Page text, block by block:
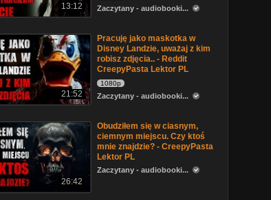
13:12 Zaczytany - audiobooki...
21:52
Pracuję jako maskotka w
Disney Landzie, uważaj z kim
robisz zdjęcia.. - Reddit
CreepyPasta Lektor PL
1080p
Zaczytany - audiobooki...
26:42
Obudziłem się w ciasnym,
ciemnym miejscu. Czy ktoś
mnie znajdzie? - CreepyPasta
Lektor PL
Zaczytany - audiobooki...